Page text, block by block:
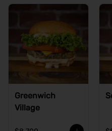
Greenwich
Village